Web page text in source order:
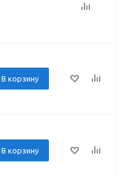
В корзину
В корзину